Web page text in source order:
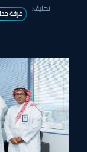
تصنيف:
غرفة